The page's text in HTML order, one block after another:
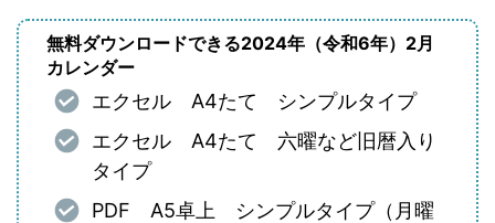
無料ダウンロードできる2024年（令和6年）2月
カレンダー
エクセル A4たて シンプルタイプ
エクセル A4たて 六曜など旧暦入り
タイプ
PDF A5卓上 シンプルタイプ（月曜